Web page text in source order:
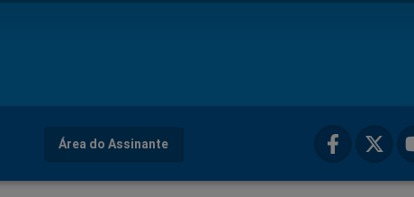
Área do Assinante